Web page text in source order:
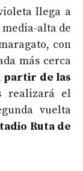
llega a
alta de
con
más cerca
partir de las
realizará el
vuelta
Ruta de